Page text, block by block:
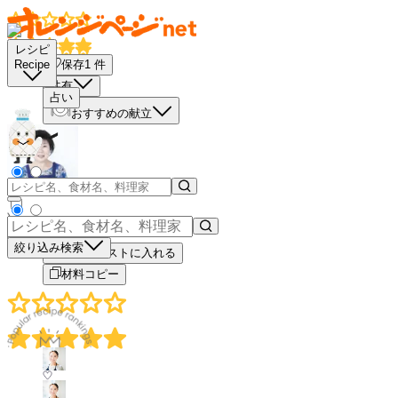
レシピ
Recipe
占い
絞り込み検索
保存1 件
共有
おすすめの献立
－
＋
買い物リストに入れる
材料コピー